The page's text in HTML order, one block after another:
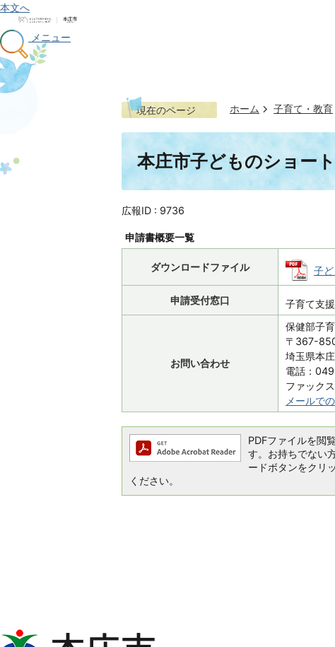
本文へ
メニュー
現在のページ ホーム 子育て・教育
本庄市子どものショー
広報ID : 9736
申請書概要一覧
ダウンロードファイル 子
申請受付窓口 子育て支
お問い合わせ
保健部子
〒367-
埼玉県本
電話：
ファック
メールで
PDFファイルを閲
す。お持ちでない
ードボタンをクリ
ください。
本